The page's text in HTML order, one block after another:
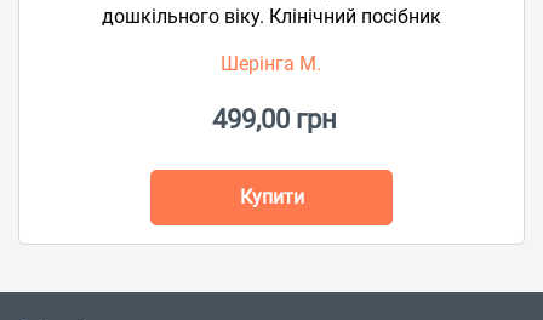
дошкільного віку. Клінічний посібник
Шерінга М.
499,00 грн
Купити